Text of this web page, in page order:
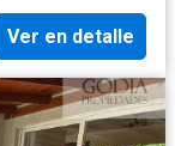
Ver en detalle